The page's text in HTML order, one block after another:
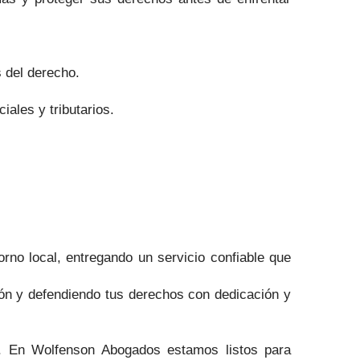
derecho.
y tributarios.
local, entregando un servicio confiable que
y defendiendo tus derechos con dedicación y
Wolfenson Abogados estamos listos para